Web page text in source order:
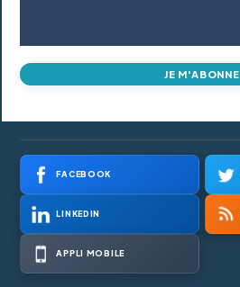
JE M'ABONNE
FACEBOOK
LINKEDIN
APPLI MOBILE